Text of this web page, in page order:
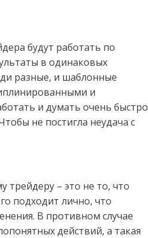
будут работать по
в одинаковых
разные, и шаблонные
и
и думать очень
не постигла неудача с
трейдеру – это не то, что
подходит лично, что
В противном случае
действий, а такая